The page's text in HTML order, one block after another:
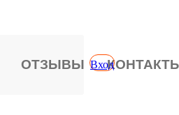
ОТЗЫВЫ Вход